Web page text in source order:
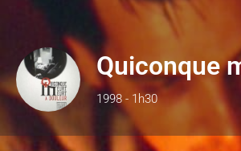
Quiconque
1998 - 1h30